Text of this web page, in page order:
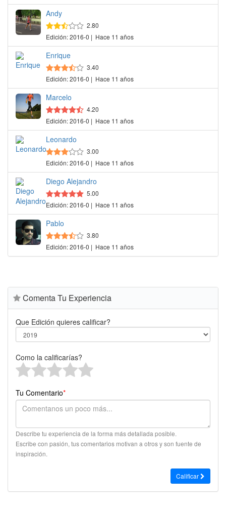
Andy
2.80
Edición: 2016-0 | Hace 11 años
Enrique
3.40
Edición: 2016-0 | Hace 11 años
Marcelo
4.20
Edición: 2016-0 | Hace 11 años
Leonardo
3.00
Edición: 2016-0 | Hace 11 años
Diego Alejandro
5.00
Edición: 2016-0 | Hace 11 años
Pablo
3.80
Edición: 2016-0 | Hace 11 años
Comenta Tu Experiencia
Que Edición quieres calificar?
Como la calificarías?
Tu Comentario*
Describe tu experiencia de la forma más detallada posible.
Escribe con pasión, tus comentarios motivan a otros y son fuente de
inspiración.
Calificar